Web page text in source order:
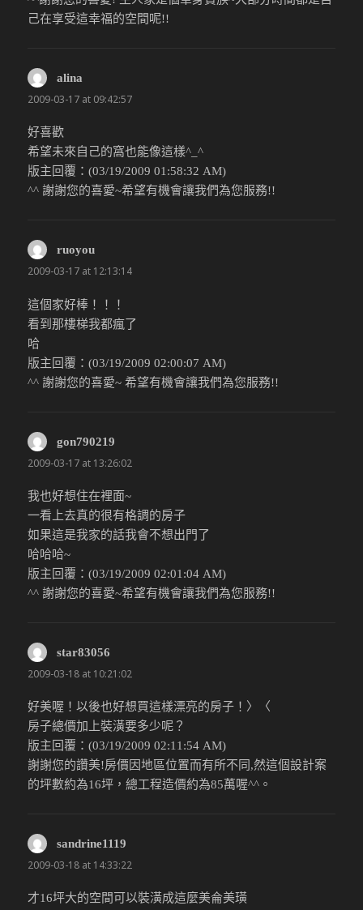
己在享受這幸福的空間呢!!
alina
2009-03-17 at 09:42:57
好喜歡
希望未來自己的窩也能像這樣^_^
版主回覆：(03/19/2009 01:58:32 AM)
^^ 謝謝您的喜愛~希望有機會讓我們為您服務!!
ruoyou
2009-03-17 at 12:13:14
這個家好棒！！！
看到那樓梯我都瘋了
哈
版主回覆：(03/19/2009 02:00:07 AM)
^^ 謝謝您的喜愛~ 希望有機會讓我們為您服務!!
gon790219
2009-03-17 at 13:26:02
我也好想住在裡面~
一看上去真的很有格調的房子
如果這是我家的話我會不想出門了
哈哈哈~
版主回覆：(03/19/2009 02:01:04 AM)
^^ 謝謝您的喜愛~希望有機會讓我們為您服務!!
star83056
2009-03-18 at 10:21:02
好美喔！以後也好想買這樣漂亮的房子！〉〈
房子總價加上裝潢要多少呢？
版主回覆：(03/19/2009 02:11:54 AM)
謝謝您的讚美!房價因地區位置而有所不同,然這個設計案
的坪數約為16坪，總工程造價約為85萬喔^^。
sandrine1119
2009-03-18 at 14:33:22
才16坪大的空間可以裝潢成這麼美侖美璜